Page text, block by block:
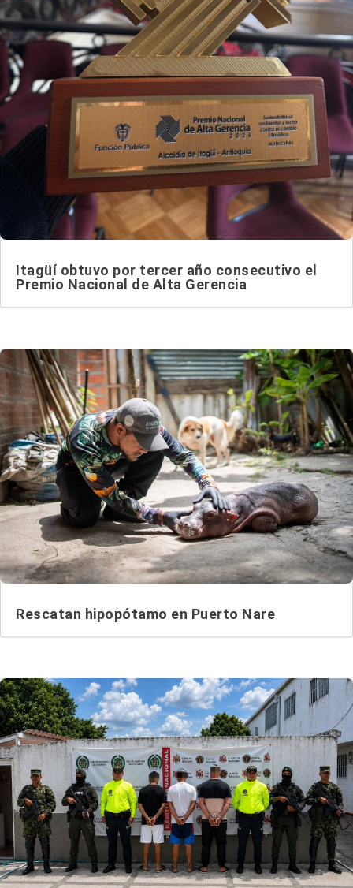
Itagüí obtuvo por tercer año consecutivo el
Premio Nacional de Alta Gerencia
Rescatan hipopótamo en Puerto Nare